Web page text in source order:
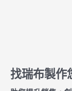
找瑞布製作